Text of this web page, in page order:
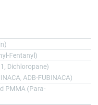
Fentanyl)
Dichloropane)
ADB-FUBINACA)
PMMA (Para-